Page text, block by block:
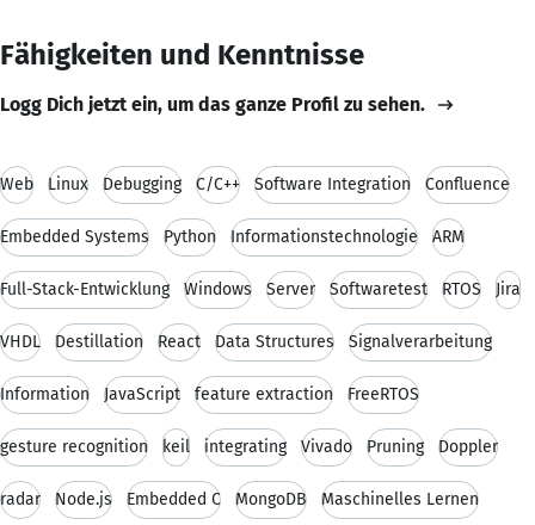
Fähigkeiten und Kenntnisse
Logg Dich jetzt ein, um das ganze Profil zu sehen.
Web Linux Debugging C/C++ Software Integration Confluence
Embedded Systems Python Informationstechnologie ARM
Full-Stack-Entwicklung Windows Server Softwaretest RTOS Jira
VHDL Destillation React Data Structures Signalverarbeitung
Information JavaScript feature extraction FreeRTOS
gesture recognition keil integrating Vivado Pruning Doppler
radar Node.js Embedded C MongoDB Maschinelles Lernen